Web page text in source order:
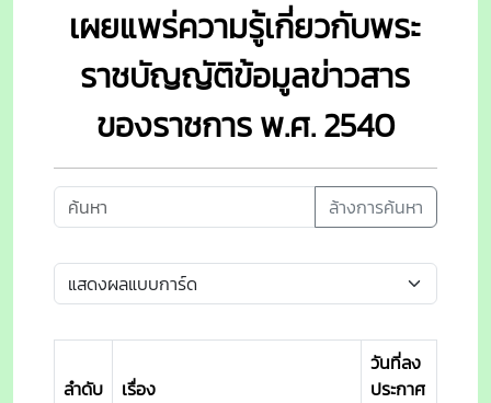
เผยแพร่ความรู้เกี่ยวกับพระ
ราชบัญญัติข้อมูลข่าวสาร
ของราชการ พ.ศ. 2540
ล้างการค้นหา
ลำดับ เรื่อง
วันที่ลง
ประกาศ